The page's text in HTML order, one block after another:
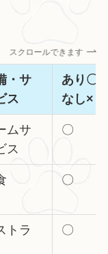
スクロールできます
・サ
ス
あり
なし×
ムサ
ス
〇
〇
トラ
〇